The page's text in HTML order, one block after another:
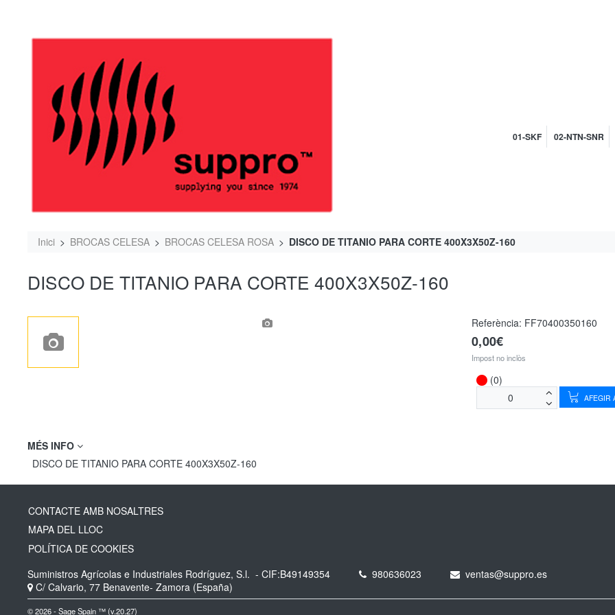
01-SKF 02-NTN-SNR
Inici BROCAS CELESA BROCAS CELESA ROSA DISCO DE TITANIO PARA CORTE 400X3X50Z-160
DISCO DE TITANIO PARA CORTE 400X3X50Z-160
Referència: FF70400350160
0,00€
Impost no inclòs
(0)
AFEGIR
MÉS INFO
DISCO DE TITANIO PARA CORTE 400X3X50Z-160
CONTACTE AMB NOSALTRES
MAPA DEL LLOC
POLÍTICA DE COOKIES
Suministros Agrícolas e Industriales Rodríguez, S.l. - CIF:B49149354
C/ Calvario, 77 Benavente- Zamora (España)
980636023 ventas@suppro.es
© 2026 - Sage Spain ™ (v.20.27)